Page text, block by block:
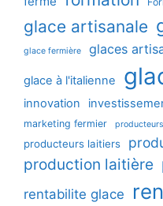
glace artisanale
glace fermière glaces
glace à l'italienne
innovation
marketing fermier
producteurs laitiers
production laitière
rentabilite glace